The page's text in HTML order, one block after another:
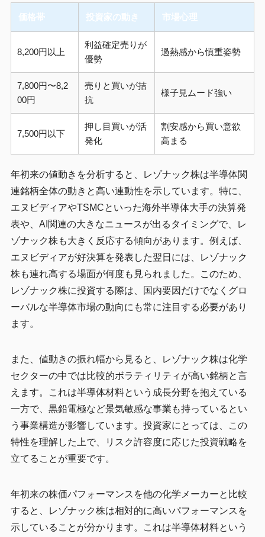
価格帯 投資家の動き 市場心理
8,200円以上
利益確定売りが
優勢
過熱感から慎重姿勢
7,800円〜8,2
00円
売りと買いが拮
抗
様子見ムード強い
7,500円以下
押し目買いが活
発化
割安感から買い意欲
高まる
年初来の値動きを分析すると、レゾナック株は半導体関
連銘柄全体の動きと高い連動性を示しています。特に、
エヌビディアやTSMCといった海外半導体大手の決算発
表や、AI関連の大きなニュースが出るタイミングで、レ
ゾナック株も大きく反応する傾向があります。例えば、
エヌビディアが好決算を発表した翌日には、レゾナック
株も連れ高する場面が何度も見られました。このため、
レゾナック株に投資する際は、国内要因だけでなくグロ
ーバルな半導体市場の動向にも常に注目する必要があり
ます。
また、値動きの振れ幅から見ると、レゾナック株は化学
セクターの中では比較的ボラティリティが高い銘柄と言
えます。これは半導体材料という成長分野を抱えている
一方で、黒鉛電極など景気敏感な事業も持っているとい
う事業構造が影響しています。投資家にとっては、この
特性を理解した上で、リスク許容度に応じた投資戦略を
立てることが重要です。
年初来の株価パフォーマンスを他の化学メーカーと比較
すると、レゾナック株は相対的に高いパフォーマンスを
示していることが分かります。これは半導体材料という